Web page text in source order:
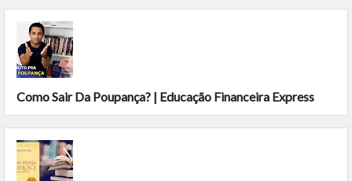
Como Sair Da Poupança? | Educação Financeira Express